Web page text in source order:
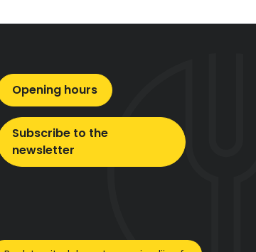
Opening hours
Subscribe to the
newsletter